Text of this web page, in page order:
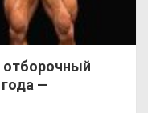
отборочный
—